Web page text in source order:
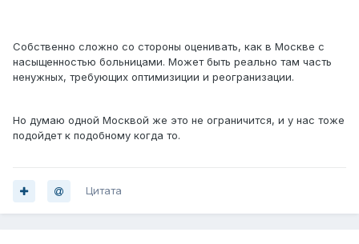
Собственно сложно со стороны оценивать, как в Москве с
насыщенностью больницами. Может быть реально там часть
ненужных, требующих оптимизиции и реогранизации.
Но думаю одной Москвой же это не ограничится, и у нас тоже
подойдет к подобному когда то.
Цитата